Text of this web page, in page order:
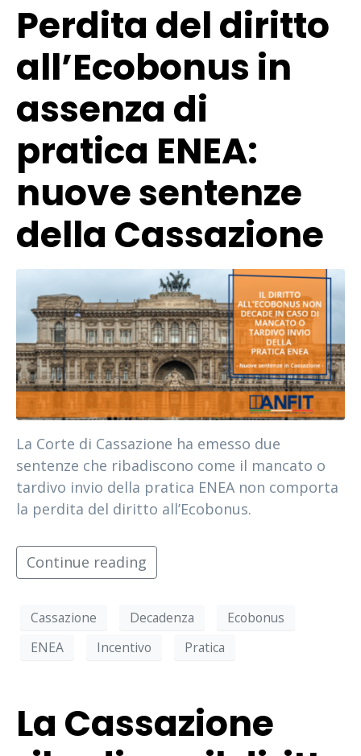
Perdita del diritto
all’Ecobonus in
assenza di
pratica ENEA:
nuove sentenze
della Cassazione
La Corte di Cassazione ha emesso due
sentenze che ribadiscono come il mancato o
tardivo invio della pratica ENEA non comporta
la perdita del diritto all’Ecobonus.
Continue reading
Cassazione Decadenza
Ecobonus
ENEA
Incentivo Pratica
La Cassazione